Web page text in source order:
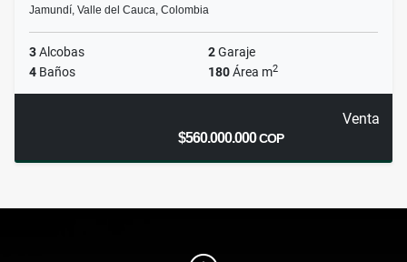
Jamundí, Valle del Cauca, Colombia
3Alcobas 2Garaje
4 Baños 180Área m2
Venta
$560.000.000COP